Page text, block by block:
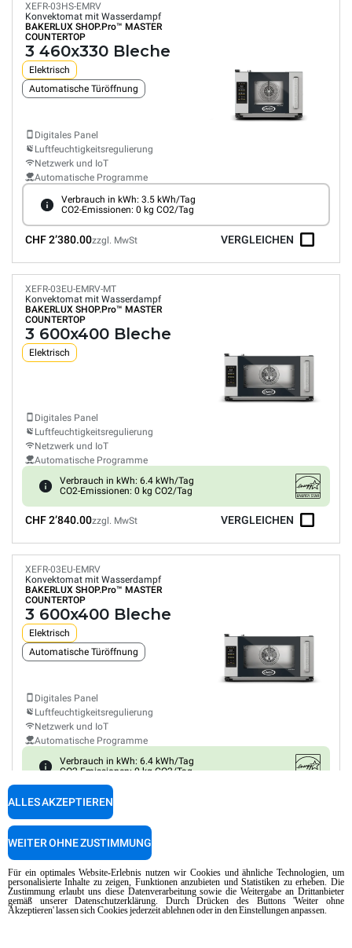
XEFR-03HS-EMRV
Konvektomat mit Wasserdampf
BAKERLUX SHOP.Pro™ MASTER
COUNTERTOP
3 460x330 Bleche
Elektrisch
Automatische Türöffnung
Digitales Panel
Luftfeuchtigkeitsregulierung
Netzwerk und IoT
Automatische Programme
Verbrauch in kWh: 3.5 kWh/Tag
CO2-Emissionen: 0 kg CO2/Tag
CHF 2’380.00zzgl. MwSt VERGLEICHEN
XEFR-03EU-EMRV-MT
Konvektomat mit Wasserdampf
BAKERLUX SHOP.Pro™ MASTER
COUNTERTOP
3 600x400 Bleche
Elektrisch
Digitales Panel
Luftfeuchtigkeitsregulierung
Netzwerk und IoT
Automatische Programme
Verbrauch in kWh: 6.4 kWh/Tag
CO2-Emissionen: 0 kg CO2/Tag
CHF 2’840.00zzgl. MwSt VERGLEICHEN
XEFR-03EU-EMRV
Konvektomat mit Wasserdampf
BAKERLUX SHOP.Pro™ MASTER
COUNTERTOP
3 600x400 Bleche
Elektrisch
Automatische Türöffnung
Digitales Panel
Luftfeuchtigkeitsregulierung
Netzwerk und IoT
Automatische Programme
Verbrauch in kWh: 6.4 kWh/Tag
CO2-Emissionen: 0 kg CO2/Tag
CHF 3’150.00zzgl. MwSt
XEFR-03HS-ETDP
Konvektomat mit Wasserdampf
BAKERLUX SHOP.Pro™ TOUCH
COUNTERTOP
3 460x330 Bleche
Elektrisch
Für ein optimales Website-Erlebnis nutzen wir Cookies und ähnliche Technologien, um
personalisierte Inhalte zu zeigen, Funktionen anzubieten und Statistiken zu erheben. Die
Zustimmung erlaubt uns diese Datenverarbeitung sowie die Weitergabe an Drittanbieter
gemäß unserer Datenschutzerklärung. Durch Drücken des Buttons 'Weiter ohne
Akzeptieren' lassen sich Cookies jederzeit ablehnen oder in den Einstellungen anpassen.
ALLES AKZEPTIEREN
WEITER OHNE ZUSTIMMUNG